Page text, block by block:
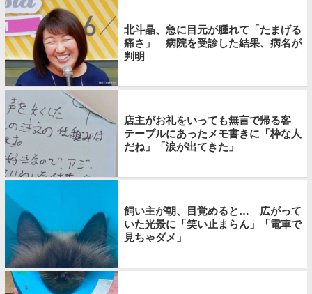
北斗晶、急に目元が腫れて「たまげる
痛さ」 病院を受診した結果、病名が
判明
店主がお礼をいっても無言で帰る客
テーブルにあったメモ書きに「枠な人
だね」「涙が出てきた」
飼い主が朝、目覚めると… 広がって
いた光景に「笑い止まらん」「電車で
見ちゃダメ」